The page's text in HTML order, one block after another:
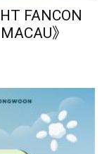
FANCON
》